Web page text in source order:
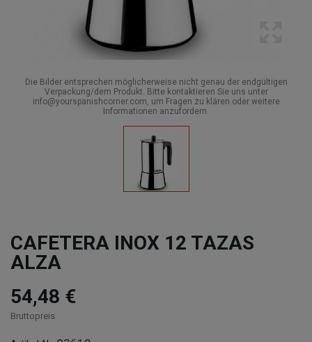
Die Bilder entsprechen möglicherweise nicht genau der endgültigen
Verpackung/dem Produkt. Bitte kontaktieren Sie uns unter
info@yourspanishcorner.com, um Fragen zu klären oder weitere
Informationen anzufordern.
CAFETERA INOX 12 TAZAS
ALZA
54,48 €
Bruttopreis